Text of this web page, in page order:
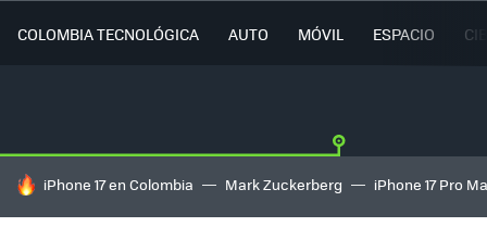
COLOMBIA TECNOLÓGICA AUTO MÓVIL ESPACIO
HOY SE HABLA DE
iPhone 17 en Colombia Mark Zuckerberg iPhone 17 Pro